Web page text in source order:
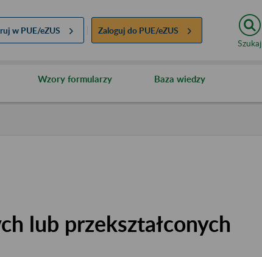
w PUE/eZUS Zaloguj do PUE/eZUS
Szukaj
Wzory formularzy Baza wiedzy
lub przekształconych